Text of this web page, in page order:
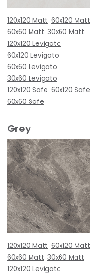
120x120 Matt 60x120 Matt
60x60 Matt 30x60 Matt
120x120 Levigato
60x120 Levigato
60x60 Levigato
30x60 Levigato
120x120 Safe 60x120 Safe
60x60 Safe
Grey
120x120 Matt 60x120 Matt
60x60 Matt 30x60 Matt
120x120 Levigato